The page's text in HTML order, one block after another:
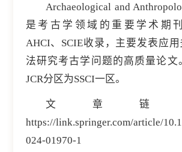
Archaeological and
是考古学领域的重要学术期刊
AHCI、SCIE收录，主要发表应
法研究考古学问题的高质量论文
JCR分区为SSCI一区。
文章链
https://link.springer.com/article/
024-01970-1